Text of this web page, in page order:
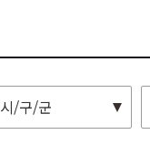
시/구/군